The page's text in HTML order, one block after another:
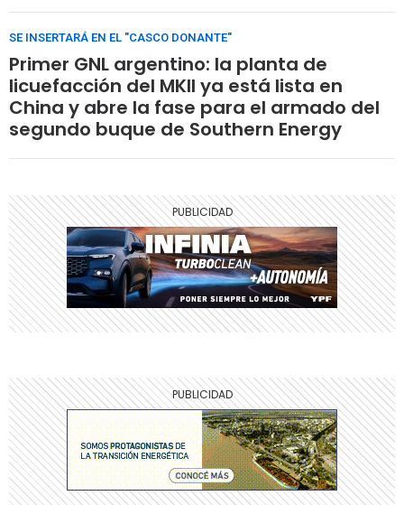
SE INSERTARÁ EN EL "CASCO DONANTE"
Primer GNL argentino: la planta de
licuefacción del MKII ya está lista en
China y abre la fase para el armado del
segundo buque de Southern Energy